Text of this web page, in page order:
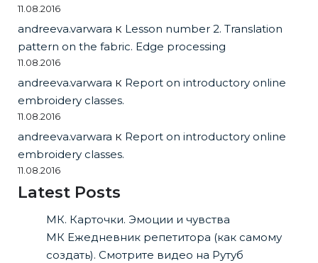
11.08.2016
andreeva.varwara к Lesson number 2. Translation
pattern on the fabric. Edge processing
11.08.2016
andreeva.varwara к Report on introductory online
embroidery classes.
11.08.2016
andreeva.varwara к Report on introductory online
embroidery classes.
11.08.2016
Latest Posts
МК. Карточки. Эмоции и чувства
МК Ежедневник репетитора (как самому
создать). Смотрите видео на Рутуб